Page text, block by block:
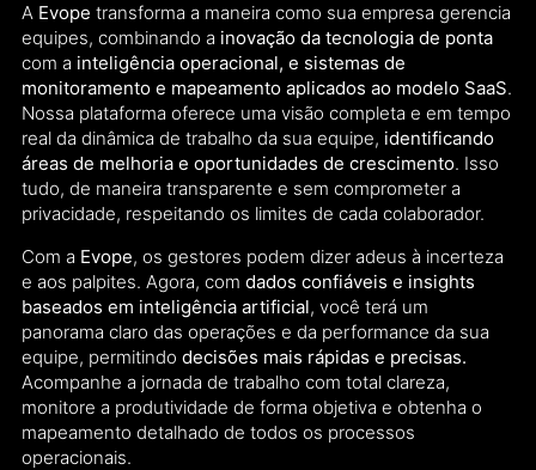
A Evope transforma a maneira como sua empresa gerencia
equipes, combinando a inovação da tecnologia de ponta
com a inteligência operacional, e sistemas de
monitoramento e mapeamento aplicados ao modelo SaaS.
Nossa plataforma oferece uma visão completa e em tempo
real da dinâmica de trabalho da sua equipe, identificando
áreas de melhoria e oportunidades de crescimento. Isso
tudo, de maneira transparente e sem comprometer a
privacidade, respeitando os limites de cada colaborador.
Com a Evope, os gestores podem dizer adeus à incerteza
e aos palpites. Agora, com dados confiáveis e insights
baseados em inteligência artificial, você terá um
panorama claro das operações e da performance da sua
equipe, permitindo decisões mais rápidas e precisas.
Acompanhe a jornada de trabalho com total clareza,
monitore a produtividade de forma objetiva e obtenha o
mapeamento detalhado de todos os processos
operacionais.